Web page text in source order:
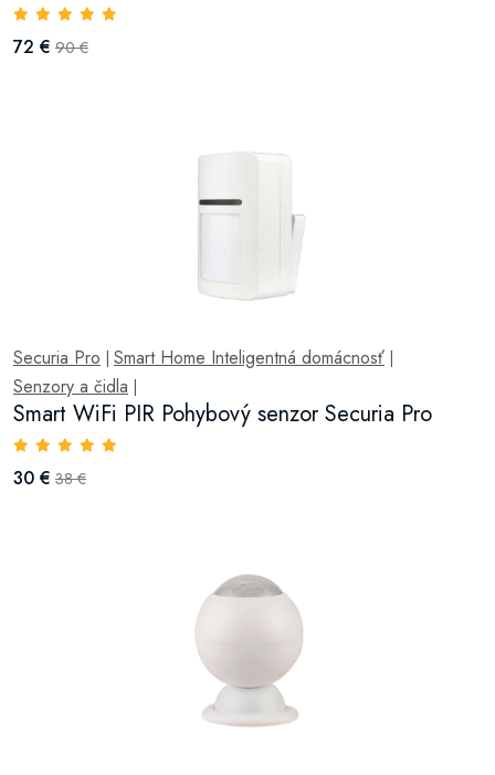
72 € 90 €
Securia Pro Smart Home Inteligentná domácnosť
Senzory a čidla
Smart WiFi PIR Pohybový senzor Securia Pro
30 € 38 €